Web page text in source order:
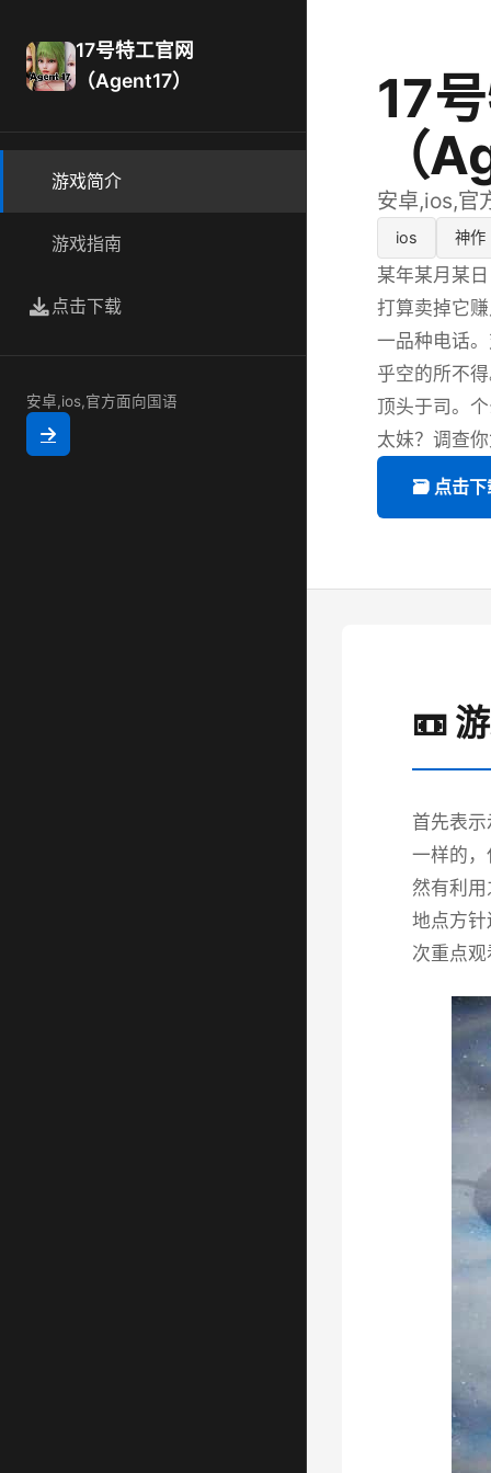
17号特工官网
（Agent17）
游戏简介
游戏指南
点击下载
安卓,ios,官方面向国语
17
（
安卓,ios,官
ios 神作
某年某月某
打算卖掉它
一品种电话
乎空的所不
顶头于司。
太妹？调查
🗃️ 点击下
📼
首先表
一样的
然有利
地点方
次重点